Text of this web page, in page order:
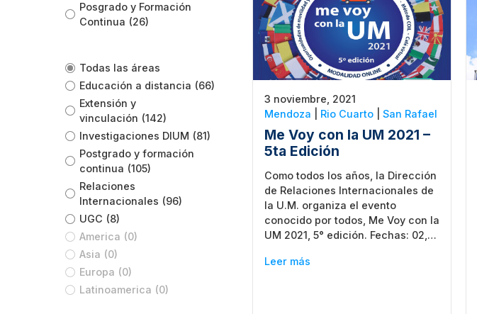
Posgrado y Formación
Continua (26)
Todas las áreas
Educación a distancia (66)
Extensión y
vinculación (142)
Investigaciones DIUM (81)
Postgrado y formación
continua (105)
Relaciones
Internacionales (96)
UGC (8)
America (0)
Asia (0)
Europa (0)
Latinoamerica (0)
3 noviembre, 2021
Mendoza
Rio Cuarto San Rafael
Me Voy con la UM 2021 –
5ta Edición
Como todos los años, la Dirección
de Relaciones Internacionales de
la U.M. organiza el evento
conocido por todos, Me Voy con la
UM 2021, 5° edición. Fechas: 02,…
Leer más